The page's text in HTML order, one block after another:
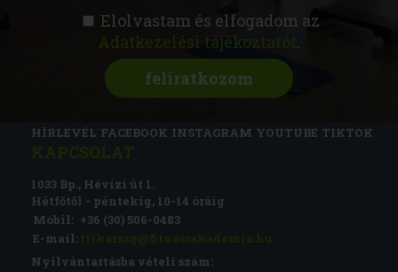
Elolvastam és elfogadom az
Adatkezelési tájékoztatót .
FITNESS AKADÉMIA
RÓLUNK MAGAZIN
CSATLAKOZZ
HÍRLEVÉL FACEBOOK INSTAGRAM YOUTUBE TIKTOK
1033 Bp., Hévízi út 1.
Hétfőtől - péntekig, 10-14 óráig
Mobil: +36 (30) 506-0483
E-mail:
Nyilvántartásba vételi szám: